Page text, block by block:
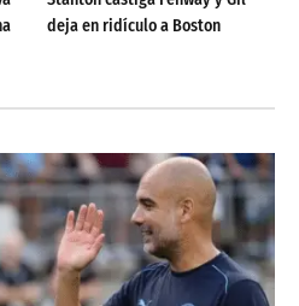
deja en ridículo a Boston